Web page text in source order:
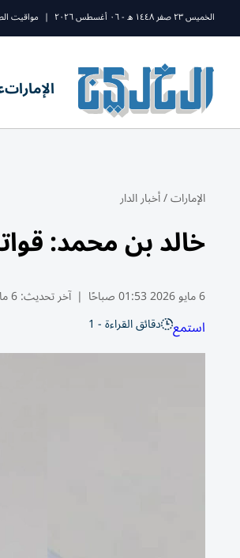
الخميس ٢٣ صفر ١٤٤٨ ه - ٠٦ أغسطس ٢٠٢٦ | مواقيت
الإمارات
الإمارات/أخبار الدار
خالد بن محمد:
6 مايو 2026 01:53 صباحًا | آخر تحديث:6 مايو 01:54 2026
استمع دقائق القراءة - 1